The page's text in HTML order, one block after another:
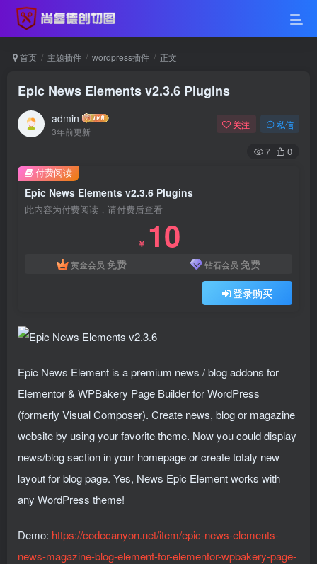
首页 主题插件 wordpress插件 正文
Epic News Elements v2.3.6 Plugins
admin
3年前更新
关注 私信
7 0
Epic News Elements v2.3.6 Plugins
此内容为付费阅读，请付费后查看
￥ 10
黄金会员 免费 钻石会员 免费
登录购买
付费阅读
Epic News Element is a premium news / blog addons for
Elementor & WPBakery Page Builder for WordPress
(formerly Visual Composer). Create news, blog or magazine
website by using your favorite theme. Now you could display
news/blog section in your homepage or create totaly new
layout for blog page. Yes, News Epic Element works with
any WordPress theme!
Demo: https://codecanyon.net/item/epic-news-elements-
news-magazine-blog-element-for-elementor-wpbakery-page-